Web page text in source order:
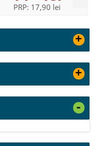
+
+
-
PRP: 17,90 lei